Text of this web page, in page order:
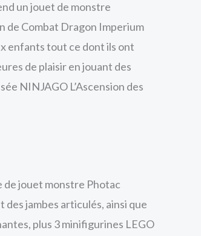
un jouet de monstre
de Combat Dragon Imperium
enfants tout ce dont ils ont
de plaisir en jouant des
NINJAGO L’Ascension des
de jouet monstre Photac
jambes articulés, ainsi que
plus 3 minifigurines LEGO